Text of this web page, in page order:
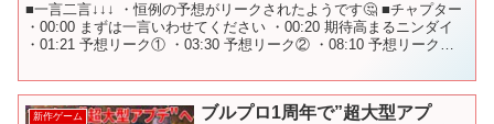
■一言二言↓↓↓ ・恒例の予想がリークされたようです🤔 ■チャプター
・00:00 まずは一言いわせてください ・00:20 期待高まるニンダイ
・01:21 予想リーク① ・03:30 予想リーク② ・08:10 予想リーク③
新作ゲーム
ブルプロ1周年で”超大型アプ